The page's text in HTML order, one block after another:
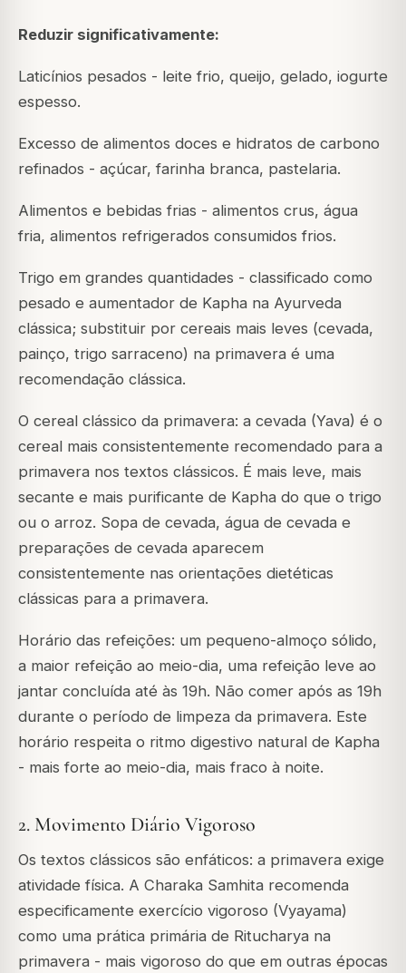
Reduzir significativamente:
Laticínios pesados - leite frio, queijo, gelado, iogurte
espesso.
Excesso de alimentos doces e hidratos de carbono
refinados - açúcar, farinha branca, pastelaria.
Alimentos e bebidas frias - alimentos crus, água
fria, alimentos refrigerados consumidos frios.
Trigo em grandes quantidades - classificado como
pesado e aumentador de Kapha na Ayurveda
clássica; substituir por cereais mais leves (cevada,
painço, trigo sarraceno) na primavera é uma
recomendação clássica.
O cereal clássico da primavera: a cevada (Yava) é o
cereal mais consistentemente recomendado para a
primavera nos textos clássicos. É mais leve, mais
secante e mais purificante de Kapha do que o trigo
ou o arroz. Sopa de cevada, água de cevada e
preparações de cevada aparecem
consistentemente nas orientações dietéticas
clássicas para a primavera.
Horário das refeições: um pequeno-almoço sólido,
a maior refeição ao meio-dia, uma refeição leve ao
jantar concluída até às 19h. Não comer após as 19h
durante o período de limpeza da primavera. Este
horário respeita o ritmo digestivo natural de Kapha
- mais forte ao meio-dia, mais fraco à noite.
2. Movimento Diário Vigoroso
Os textos clássicos são enfáticos: a primavera exige
atividade física. A Charaka Samhita recomenda
especificamente exercício vigoroso (Vyayama)
como uma prática primária de Ritucharya na
primavera - mais vigoroso do que em outras épocas